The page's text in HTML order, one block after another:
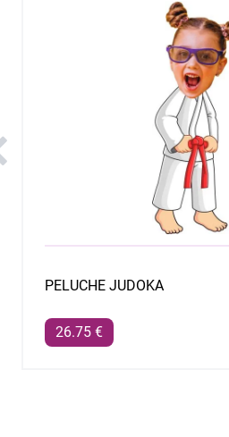
PELUCHE BAILARINA
PELUCHE BAILARINA
26.75 €